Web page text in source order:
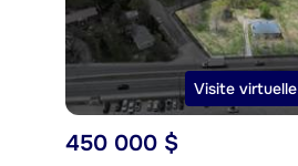
Visite virtuelle
450 000 $